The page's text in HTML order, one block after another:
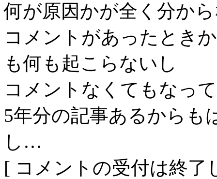
何が原因かが全く分か
コメントがあったとき
も何も起こらないし
コメントなくてもなっ
5年分の記事あるからも
し…
[ コメントの受付は終了